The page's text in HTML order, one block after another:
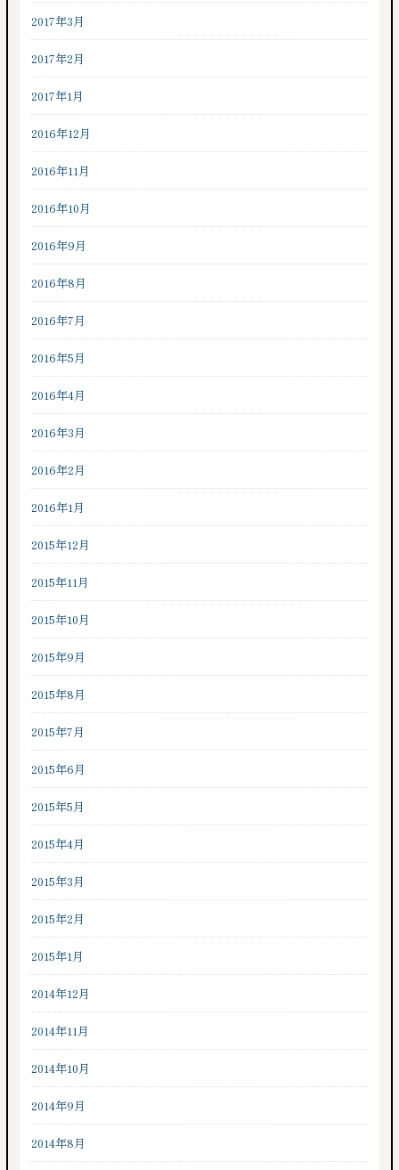
2017年3月
2017年2月
2017年1月
2016年12月
2016年11月
2016年10月
2016年9月
2016年8月
2016年7月
2016年5月
2016年4月
2016年3月
2016年2月
2016年1月
2015年12月
2015年11月
2015年10月
2015年9月
2015年8月
2015年7月
2015年6月
2015年5月
2015年4月
2015年3月
2015年2月
2015年1月
2014年12月
2014年11月
2014年10月
2014年9月
2014年8月